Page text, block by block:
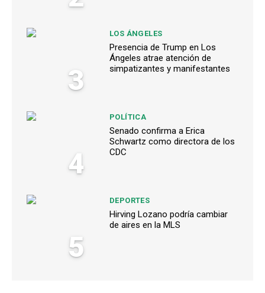
3
LOS ÁNGELES
Presencia de Trump en Los
Ángeles atrae atención de
simpatizantes y manifestantes
4
POLÍTICA
Senado confirma a Erica
Schwartz como directora de los
CDC
5
DEPORTES
Hirving Lozano podría cambiar
de aires en la MLS